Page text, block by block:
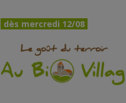
dès mercredi 12/08